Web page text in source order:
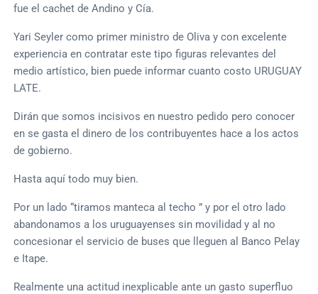
fue el cachet de Andino y Cía.
Yari Seyler como primer ministro de Oliva y con excelente
experiencia en contratar este tipo figuras relevantes del
medio artístico, bien puede informar cuanto costo URUGUAY
LATE.
Dirán que somos incisivos en nuestro pedido pero conocer
en se gasta el dinero de los contribuyentes hace a los actos
de gobierno.
Hasta aquí todo muy bien.
Por un lado “tiramos manteca al techo ” y por el otro lado
abandonamos a los uruguayenses sin movilidad y al no
concesionar el servicio de buses que lleguen al Banco Pelay
e Itape.
Realmente una actitud inexplicable ante un gasto superfluo